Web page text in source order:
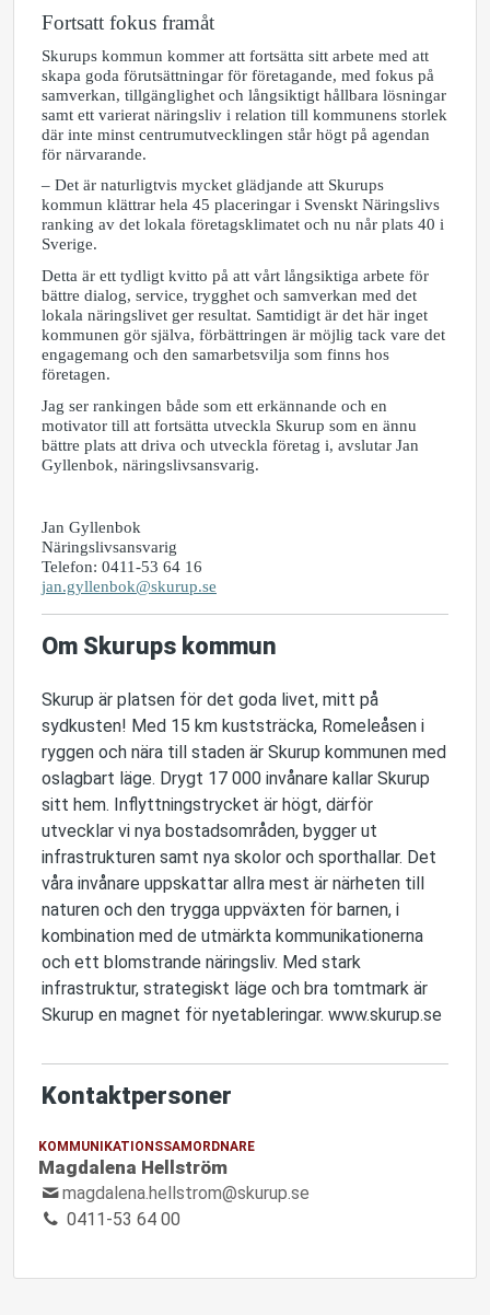
Fortsatt fokus framåt
Skurups kommun kommer att fortsätta sitt arbete med att
skapa goda förutsättningar för företagande, med fokus på
samverkan, tillgänglighet och långsiktigt hållbara lösningar
samt ett varierat näringsliv i relation till kommunens storlek
där inte minst centrumutvecklingen står högt på agendan
för närvarande.
– Det är naturligtvis mycket glädjande att Skurups
kommun klättrar hela 45 placeringar i Svenskt Näringslivs
ranking av det lokala företagsklimatet och nu når plats 40 i
Sverige.
Detta är ett tydligt kvitto på att vårt långsiktiga arbete för
bättre dialog, service, trygghet och samverkan med det
lokala näringslivet ger resultat. Samtidigt är det här inget
kommunen gör själva, förbättringen är möjlig tack vare det
engagemang och den samarbetsvilja som finns hos
företagen.
Jag ser rankingen både som ett erkännande och en
motivator till att fortsätta utveckla Skurup som en ännu
bättre plats att driva och utveckla företag i, avslutar Jan
Gyllenbok, näringslivsansvarig.
Jan Gyllenbok
Näringslivsansvarig
Telefon: 0411-53 64 16
jan.gyllenbok@skurup.se
Om Skurups kommun
Skurup är platsen för det goda livet, mitt på
sydkusten! Med 15 km kuststräcka, Romeleåsen i
ryggen och nära till staden är Skurup kommunen med
oslagbart läge. Drygt 17 000 invånare kallar Skurup
sitt hem. Inflyttningstrycket är högt, därför
utvecklar vi nya bostadsområden, bygger ut
infrastrukturen samt nya skolor och sporthallar. Det
våra invånare uppskattar allra mest är närheten till
naturen och den trygga uppväxten för barnen, i
kombination med de utmärkta kommunikationerna
och ett blomstrande näringsliv. Med stark
infrastruktur, strategiskt läge och bra tomtmark är
Skurup en magnet för nyetableringar. www.skurup.se
Kontaktpersoner
KOMMUNIKATIONSSAMORDNARE
Magdalena Hellström
magdalena.hellstrom@skurup.se
0411-53 64 00